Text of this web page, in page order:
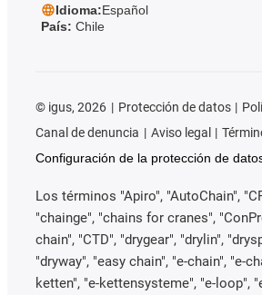
Idioma:Español
País: Chile
© igus, 2026 Protección de datos
Canal de denuncia
Aviso legal
Configuración de la protección de
Los términos "Apiro", "AutoChain",
"chainge", "chains for cranes",
chain", "CTD", "drygear", "drylin",
"dryway", "easy chain", "e-chain", "e-
ketten", "e-kettensysteme", "e-loop",